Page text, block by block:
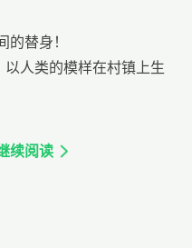
的替身！
人类的模样在村镇上生
续阅读